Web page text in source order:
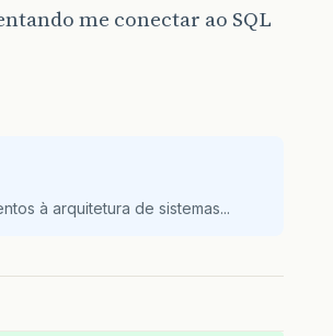
me conectar ao SQL
à arquitetura de sistemas...